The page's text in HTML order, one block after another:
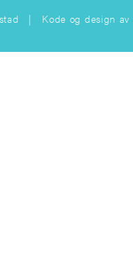
| Kode og design av